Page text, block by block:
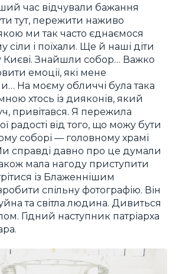
час відчували бажання
тут, пережити наживо
ми так часто єднаємося
сіли і поїхали. Ще й наші діти
Києві. Знайшли собор… Важко
емоції, які мене
На моєму обличчі була така
хтось із дияконів, який
привітався. Я пережила
радості від того, що можу бути
соборі — головному храмі
справді давно про це думали
мала нагоду приступити
із Блаженнішим
спільну фотографію. Він
та світла людина. Дивиться
Гідний наступник патріарха